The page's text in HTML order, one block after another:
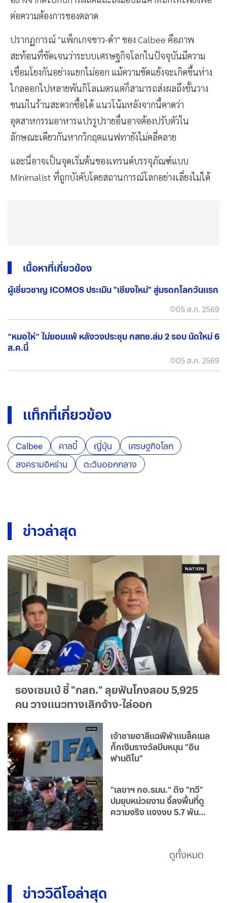
ต่อความต้องการของตลาด
ปรากฏการณ์ "แพ็กเกจขาว-ดำ" ของ Calbee คือภาพ
สะท้อนที่ชัดเจนว่าระบบเศรษฐกิจโลกในปัจจุบันมีความ
เชื่อมโยงกันอย่างแยกไม่ออก แม้ความขัดแย้งจะเกิดขึ้นห่าง
ไกลออกไปหลายพันกิโลเมตรแต่ก็สามารถส่งผลถึงชั้นวาง
ขนมในร้านสะดวกซื้อได้ แนวโน้มหลังจากนี้คาดว่า
อุตสาหกรรมอาหารแปรรูปรายอื่นอาจต้องปรับตัวใน
ลักษณะเดียวกันหากวิกฤตแนฟทายังไม่คลี่คลาย
และนี่อาจเป็นจุดเริ่มต้นของเทรนด์บรรจุภัณฑ์แบบ
Minimalist ที่ถูกบังคับโดยสถานการณ์โลกอย่างเลี่ยงไม่ได้
เนื้อหาที่เกี่ยวข้อง
ผู้เชี่ยวชาญ ICOMOS ประเมิน "เชียงใหม่" สู่มรดกโลกวันแรก
05 ส.ค. 2569
“หมอไห่” ไม่ยอมแพ้ หลังวงประชุม กสทช.ล่ม 2 รอบ นัดใหม่ 6
ส.ค.นี้
05 ส.ค. 2569
แท็กที่เกี่ยวข้อง
Calbee คาลบี้ ญี่ปุ่น
เศรษฐกิจโลก
สงครามอิหร่าน
ตะวันออกกลาง
ข่าวล่าสุด
รองเซมเบ้ ชี้ "กสถ." ลุยฟันโกงสอบ 5,925
คน วางแนวทางเลิกจ้าง-ไล่ออก
เจ้าชายอาลีแฉฟีฟ่าแบล็คเมล
กั๊กเงินรางวัลบีบหนุน "อิน
ฟานติโน"
"เลขาฯ กอ.รมน." ติง "ทวี"
ปมยุบหน่วยงาน จี้ลงพื้นที่ดู
ความจริง แจงงบ 5.7 พัน
ดูทั้งหมด
ข่าววิดีโอล่าสุด